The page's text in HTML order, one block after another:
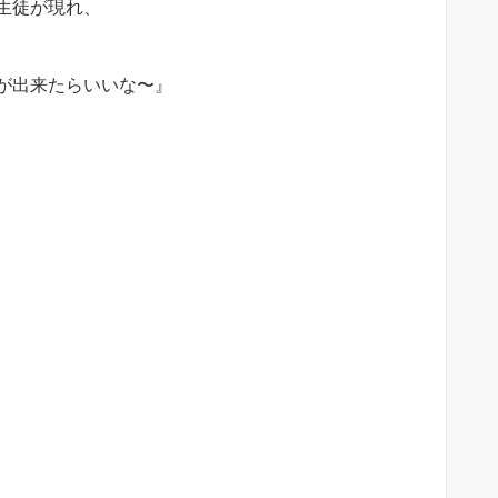
が現れ、
出来たらいいな〜』